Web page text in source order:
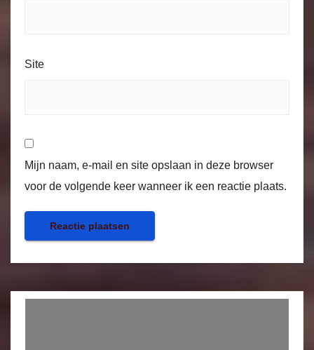
Site
Mijn naam, e-mail en site opslaan in deze browser
voor de volgende keer wanneer ik een reactie plaats.